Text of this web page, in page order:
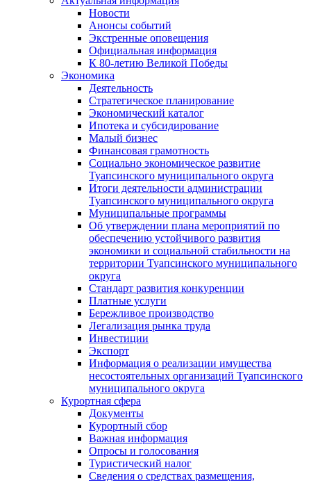
Новости
Анонсы событий
Экстренные оповещения
Официальная информация
К 80-летию Великой Победы
Экономика
Деятельность
Стратегическое планирование
Экономический каталог
Ипотека и субсидирование
Малый бизнес
Финансовая грамотность
Социально экономическое развитие
Туапсинского муниципального округа
Итоги деятельности администрации
Туапсинского муниципального округа
Муниципальные программы
Об утверждении плана мероприятий по
обеспечению устойчивого развития
экономики и социальной стабильности на
территории Туапсинского муниципального
округа
Стандарт развития конкуренции
Платные услуги
Бережливое производство
Легализация рынка труда
Инвестиции
Экспорт
Информация о реализации имущества
несостоятельных организаций Туапсинского
муниципального округа
Курортная сфера
Документы
Курортный сбор
Важная информация
Опросы и голосования
Туристический налог
Сведения о средствах размещения,